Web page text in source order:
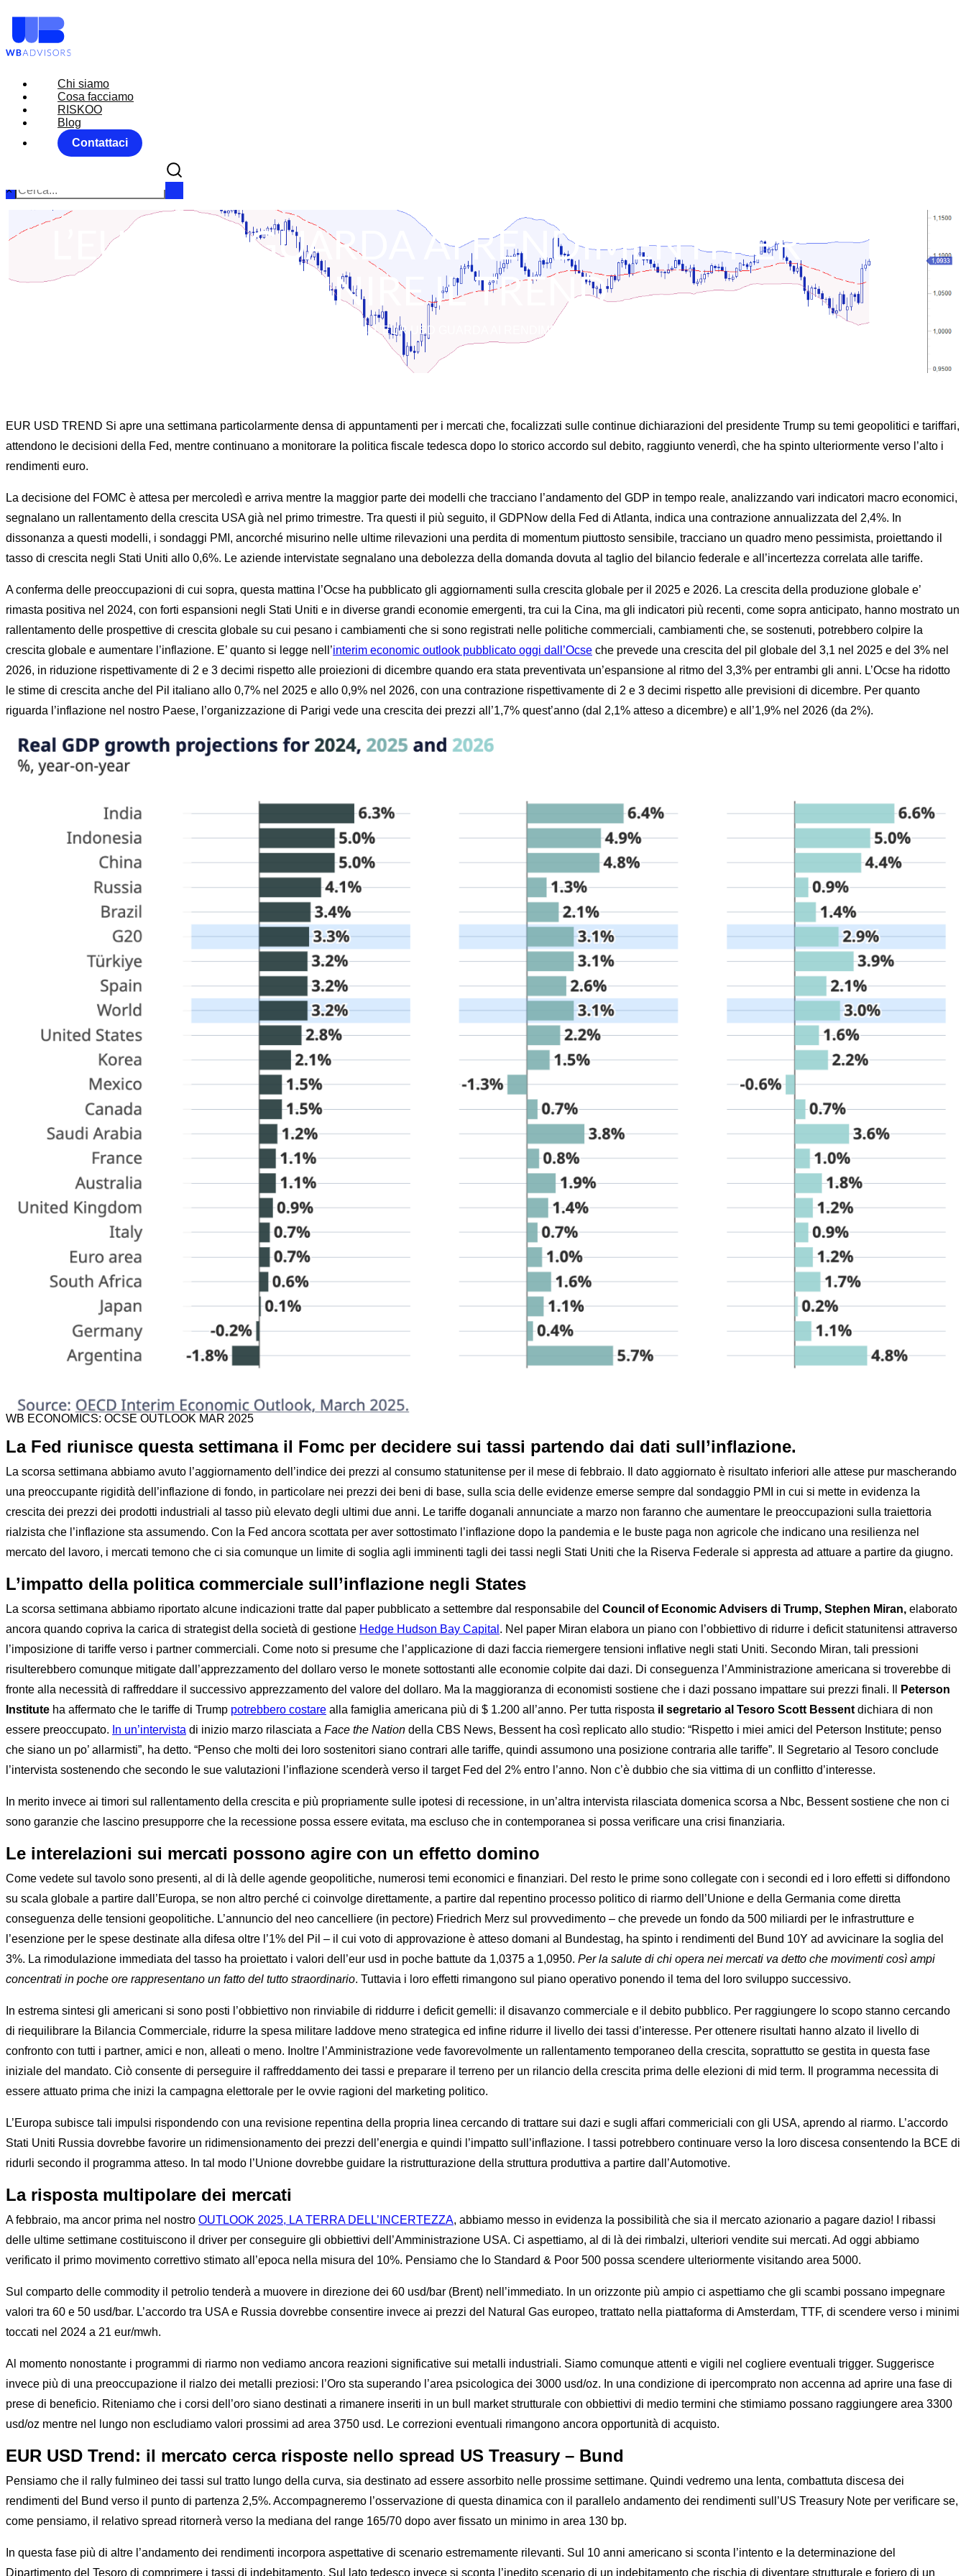
Chi siamo
Cosa facciamo
RISKOO
Blog
Contattaci
Chi siamo
Cosa facciamo
RISKOO
Blog
Contattaci
×
L’EUR USD GUARDA AI RENDIMENTI PER
DEFINIRE IL TREND
WB Perspectives L’EUR USD GUARDA AI RENDIMENTI PER DEFINIRE IL TREND
EUR USD TREND Si apre una settimana particolarmente densa di appuntamenti per i mercati che, focalizzati sulle continue dichiarazioni del presidente Trump su temi geopolitici e tariffari,
attendono le decisioni della Fed, mentre continuano a monitorare la politica fiscale tedesca dopo lo storico accordo sul debito, raggiunto venerdì, che ha spinto ulteriormente verso l’alto i
rendimenti euro.
La decisione del FOMC è attesa per mercoledì e arriva mentre la maggior parte dei modelli che tracciano l’andamento del GDP in tempo reale, analizzando vari indicatori macro economici,
segnalano un rallentamento della crescita USA già nel primo trimestre. Tra questi il più seguito, il GDPNow della Fed di Atlanta, indica una contrazione annualizzata del 2,4%. In
dissonanza a questi modelli, i sondaggi PMI, ancorché misurino nelle ultime rilevazioni una perdita di momentum piuttosto sensibile, tracciano un quadro meno pessimista, proiettando il
tasso di crescita negli Stati Uniti allo 0,6%. Le aziende intervistate segnalano una debolezza della domanda dovuta al taglio del bilancio federale e all’incertezza correlata alle tariffe.
A conferma delle preoccupazioni di cui sopra, questa mattina l’Ocse ha pubblicato gli aggiornamenti sulla crescita globale per il 2025 e 2026. La crescita della produzione globale e’
rimasta positiva nel 2024, con forti espansioni negli Stati Uniti e in diverse grandi economie emergenti, tra cui la Cina, ma gli indicatori più recenti, come sopra anticipato, hanno mostrato un
rallentamento delle prospettive di crescita globale su cui pesano i cambiamenti che si sono registrati nelle politiche commerciali, cambiamenti che, se sostenuti, potrebbero colpire la
crescita globale e aumentare l’inflazione. E’ quanto si legge nell’interim economic outlook pubblicato oggi dall’Ocse che prevede una crescita del pil globale del 3,1 nel 2025 e del 3% nel
2026, in riduzione rispettivamente di 2 e 3 decimi rispetto alle proiezioni di dicembre quando era stata preventivata un’espansione al ritmo del 3,3% per entrambi gli anni. L’Ocse ha ridotto
le stime di crescita anche del Pil italiano allo 0,7% nel 2025 e allo 0,9% nel 2026, con una contrazione rispettivamente di 2 e 3 decimi rispetto alle previsioni di dicembre. Per quanto
riguarda l’inflazione nel nostro Paese, l’organizzazione di Parigi vede una crescita dei prezzi all’1,7% quest’anno (dal 2,1% atteso a dicembre) e all’1,9% nel 2026 (da 2%).
WB ECONOMICS: OCSE OUTLOOK MAR 2025
La Fed riunisce questa settimana il Fomc per decidere sui tassi partendo dai dati sull’inflazione.
La scorsa settimana abbiamo avuto l’aggiornamento dell’indice dei prezzi al consumo statunitense per il mese di febbraio. Il dato aggiornato è risultato inferiori alle attese pur mascherando
una preoccupante rigidità dell’inflazione di fondo, in particolare nei prezzi dei beni di base, sulla scia delle evidenze emerse sempre dal sondaggio PMI in cui si mette in evidenza la
crescita dei prezzi dei prodotti industriali al tasso più elevato degli ultimi due anni. Le tariffe doganali annunciate a marzo non faranno che aumentare le preoccupazioni sulla traiettoria
rialzista che l’inflazione sta assumendo. Con la Fed ancora scottata per aver sottostimato l’inflazione dopo la pandemia e le buste paga non agricole che indicano una resilienza nel
mercato del lavoro, i mercati temono che ci sia comunque un limite di soglia agli imminenti tagli dei tassi negli Stati Uniti che la Riserva Federale si appresta ad attuare a partire da giugno.
L’impatto della politica commerciale sull’inflazione negli States
La scorsa settimana abbiamo riportato alcune indicazioni tratte dal paper pubblicato a settembre dal responsabile del Council of Economic Advisers di Trump, Stephen Miran, elaborato
ancora quando copriva la carica di strategist della società di gestione Hedge Hudson Bay Capital . Nel paper Miran elabora un piano con l’obbiettivo di ridurre i deficit statunitensi attraverso
l’imposizione di tariffe verso i partner commerciali. Come noto si presume che l’applicazione di dazi faccia riemergere tensioni inflative negli stati Uniti. Secondo Miran, tali pressioni
risulterebbero comunque mitigate dall’apprezzamento del dollaro verso le monete sottostanti alle economie colpite dai dazi. Di conseguenza l’Amministrazione americana si troverebbe di
fronte alla necessità di raffreddare il successivo apprezzamento del valore del dollaro. Ma la maggioranza di economisti sostiene che i dazi possano impattare sui prezzi finali. Il
Peterson
Institute ha affermato che le tariffe di Trump potrebbero costare alla famiglia americana più di $ 1.200 all’anno. Per tutta risposta il segretario al Tesoro Scott Bessent dichiara di non
essere preoccupato. In un’intervista di inizio marzo rilasciata a Face the Nation della CBS News, Bessent ha così replicato allo studio: “Rispetto i miei amici del Peterson Institute; penso
che siano un po’ allarmisti”, ha detto. “Penso che molti dei loro sostenitori siano contrari alle tariffe, quindi assumono una posizione contraria alle tariffe”. Il Segretario al Tesoro conclude
l’intervista sostenendo che secondo le sue valutazioni l’inflazione scenderà verso il target Fed del 2% entro l’anno. Non c’è dubbio che sia vittima di un conflitto d’interesse.
In merito invece ai timori sul rallentamento della crescita e più propriamente sulle ipotesi di recessione, in un’altra intervista rilasciata domenica scorsa a Nbc, Bessent sostiene che non ci
sono garanzie che lascino presupporre che la recessione possa essere evitata, ma escluso che in contemporanea si possa verificare una crisi finanziaria.
Le interelazioni sui mercati possono agire con un effetto domino
Come vedete sul tavolo sono presenti, al di là delle agende geopolitiche, numerosi temi economici e finanziari. Del resto le prime sono collegate con i secondi ed i loro effetti si diffondono
su scala globale a partire dall’Europa, se non altro perché ci coinvolge direttamente, a partire dal repentino processo politico di riarmo dell’Unione e della Germania come diretta
conseguenza delle tensioni geopolitiche. L’annuncio del neo cancelliere (in pectore) Friedrich Merz sul provvedimento – che prevede un fondo da 500 miliardi per le infrastrutture e
l’esenzione per le spese destinate alla difesa oltre l’1% del Pil – il cui voto di approvazione è atteso domani al Bundestag, ha spinto i rendimenti del Bund 10Y ad avvicinare la soglia del
3%. La rimodulazione immediata del tasso ha proiettato i valori dell’eur usd in poche battute da 1,0375 a 1,0950. Per la salute di chi opera nei mercati va detto che movimenti così ampi
concentrati in poche ore rappresentano un fatto del tutto straordinario. Tuttavia i loro effetti rimangono sul piano operativo ponendo il tema del loro sviluppo successivo.
In estrema sintesi gli americani si sono posti l’obbiettivo non rinviabile di riddurre i deficit gemelli: il disavanzo commerciale e il debito pubblico. Per raggiungere lo scopo stanno cercando
di riequilibrare la Bilancia Commerciale, ridurre la spesa militare laddove meno strategica ed infine ridurre il livello dei tassi d’interesse. Per ottenere risultati hanno alzato il livello di
confronto con tutti i partner, amici e non, alleati o meno. Inoltre l’Amministrazione vede favorevolmente un rallentamento temporaneo della crescita, soprattutto se gestita in questa fase
iniziale del mandato. Ciò consente di perseguire il raffreddamento dei tassi e preparare il terreno per un rilancio della crescita prima delle elezioni di mid term. Il programma necessita di
essere attuato prima che inizi la campagna elettorale per le ovvie ragioni del marketing politico.
L’Europa subisce tali impulsi rispondendo con una revisione repentina della propria linea cercando di trattare sui dazi e sugli affari commericiali con gli USA, aprendo al riarmo. L’accordo
Stati Uniti Russia dovrebbe favorire un ridimensionamento dei prezzi dell’energia e quindi l’impatto sull’inflazione. I tassi potrebbero continuare verso la loro discesa consentendo la BCE di
ridurli secondo il programma atteso. In tal modo l’Unione dovrebbe guidare la ristrutturazione della struttura produttiva a partire dall’Automotive.
La risposta multipolare dei mercati
A febbraio, ma ancor prima nel nostro OUTLOOK 2025, LA TERRA DELL’INCERTEZZA, abbiamo messo in evidenza la possibilità che sia il mercato azionario a pagare dazio! I ribassi
delle ultime settimane costituiscono il driver per conseguire gli obbiettivi dell’Amministrazione USA. Ci aspettiamo, al di là dei rimbalzi, ulteriori vendite sui mercati. Ad oggi abbiamo
verificato il primo movimento correttivo stimato all’epoca nella misura del 10%. Pensiamo che lo Standard & Poor 500 possa scendere ulteriormente visitando area 5000.
Sul comparto delle commodity il petrolio tenderà a muovere in direzione dei 60 usd/bar (Brent) nell’immediato. In un orizzonte più ampio ci aspettiamo che gli scambi possano impegnare
valori tra 60 e 50 usd/bar. L’accordo tra USA e Russia dovrebbe consentire invece ai prezzi del Natural Gas europeo, trattato nella piattaforma di Amsterdam, TTF, di scendere verso i minimi
toccati nel 2024 a 21 eur/mwh.
Al momento nonostante i programmi di riarmo non vediamo ancora reazioni significative sui metalli industriali. Siamo comunque attenti e vigili nel cogliere eventuali trigger. Suggerisce
invece più di una preoccupazione il rialzo dei metalli preziosi: l’Oro sta superando l’area psicologica dei 3000 usd/oz. In una condizione di ipercomprato non accenna ad aprire una fase di
prese di beneficio. Riteniamo che i corsi dell’oro siano destinati a rimanere inseriti in un bull market strutturale con obbiettivi di medio termini che stimiamo possano raggiungere area 3300
usd/oz mentre nel lungo non escludiamo valori prossimi ad area 3750 usd. Le correzioni eventuali rimangono ancora opportunità di acquisto.
EUR USD Trend: il mercato cerca risposte nello spread US Treasury – Bund
Pensiamo che il rally fulmineo dei tassi sul tratto lungo della curva, sia destinato ad essere assorbito nelle prossime settimane. Quindi vedremo una lenta, combattuta discesa dei
rendimenti del Bund verso il punto di partenza 2,5%. Accompagneremo l’osservazione di questa dinamica con il parallelo andamento dei rendimenti sull’US Treasury Note per verificare se,
come pensiamo, il relativo spread ritornerà verso la mediana del range 165/70 dopo aver fissato un minimo in area 130 bp.
In questa fase più di altre l’andamento dei rendimenti incorpora aspettative di scenario estremamente rilevanti. Sul 10 anni americano si sconta l’intento e la determinazione del
Dipartimento del Tesoro di comprimere i tassi di indebitamento. Sul lato tedesco invece si sconta l’inedito scenario di un indebitamento che rischia di diventare strutturale e foriero di un